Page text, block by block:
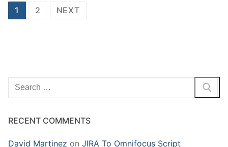
Posts
1 2 NEXT
Search
for:
RECENT COMMENTS
David Martinez on JIRA To Omnifocus Script